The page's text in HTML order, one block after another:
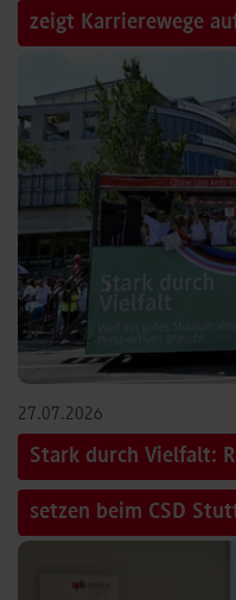
zeigt Karrierewege
27.07.2026
Stark durch Vielfalt:
setzen beim CSD